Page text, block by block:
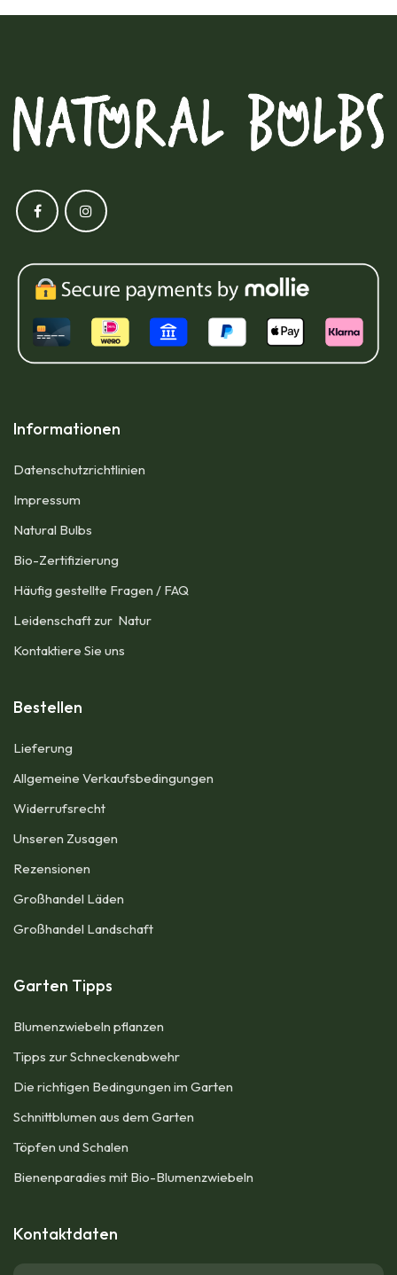
Informationen
Datenschutzrichtlinien
Impressum​
Natural Bulbs
Bio-Zertifizierung
Häufig gestellte Fragen / FAQ
Leidenschaft zur Natur
Kontaktiere Sie uns
Bestellen
Lieferung
Allgemeine Verkaufsbedingungen​
Widerrufsrecht
Unseren Zusagen
Rezensionen​
Großhandel Läden
Großhandel Landschaft
Garten Tipps
Blumenzwiebeln pflanzen
Tipps zur Schneckenabwehr
Die richtigen Bedingungen im Garten
Schnittblumen aus dem Garten
Töpfen und Schalen
Bienenparadies mit Bio-Blumenzwiebeln
Kontaktdaten